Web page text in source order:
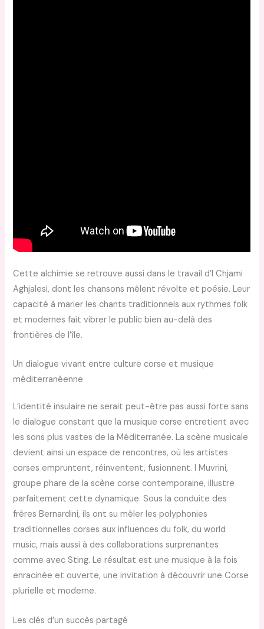
Cette alchimie se retrouve aussi dans le travail d’I Chjami
Aghjalesi, dont les chansons mêlent révolte et poésie. Leur
capacité à marier les chants traditionnels aux rythmes folk
et modernes fait vibrer le public bien au-delà des
frontières de l’île.
Un dialogue vivant entre culture corse et musique
méditerranéenne
L’identité insulaire ne serait peut-être pas aussi forte sans
le dialogue constant que la musique corse entretient avec
les sons plus vastes de la Méditerranée. La scène musicale
devient ainsi un espace de rencontres, où les artistes
corses empruntent, réinventent, fusionnent. I Muvrini,
groupe phare de la scène corse contemporaine, illustre
parfaitement cette dynamique. Sous la conduite des
frères Bernardini, ils ont su mêler les polyphonies
traditionnelles corses aux influences du folk, du world
music, mais aussi à des collaborations surprenantes
comme avec Sting. Le résultat est une musique à la fois
enracinée et ouverte, une invitation à découvrir une Corse
plurielle et moderne.
Les clés d’un succès partagé